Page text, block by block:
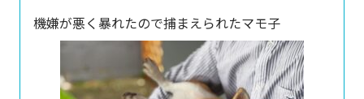
機嫌が悪く暴れたので捕まえられたマモ子